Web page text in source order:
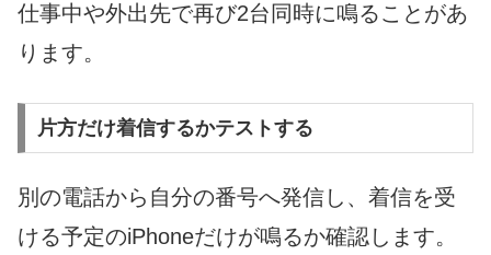
仕事中や外出先で再び2台同時に鳴ることがあ
ります。
片方だけ着信するかテストする
別の電話から自分の番号へ発信し、着信を受
ける予定のiPhoneだけが鳴るか確認します。